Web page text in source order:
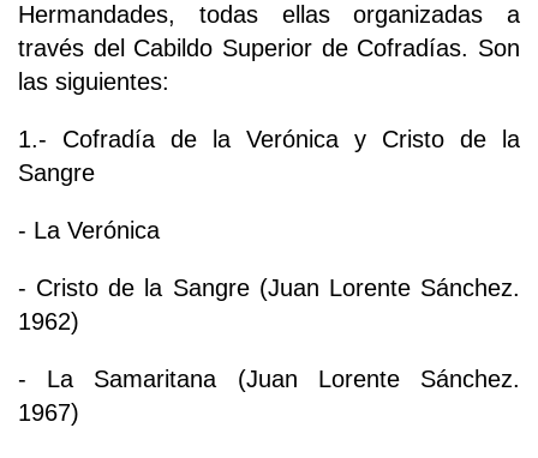
Hermandades, todas ellas organizadas a
través del Cabildo Superior de Cofradías. Son
las siguientes:
1.- Cofradía de la Verónica y Cristo de la
Sangre
- La Verónica
- Cristo de la Sangre (Juan Lorente Sánchez.
1962)
- La Samaritana (Juan Lorente Sánchez.
1967)